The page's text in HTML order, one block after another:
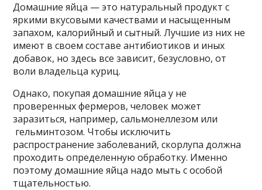
Домашние яйца — это натуральный продукт с
яркими вкусовыми качествами и насыщенным
запахом, калорийный и сытный. Лучшие из них не
имеют в своем составе антибиотиков и иных
добавок, но здесь все зависит, безусловно, от
воли владельца куриц.
Однако, покупая домашние яйца у не
проверенных фермеров, человек может
заразиться, например, сальмонеллезом или
гельминтозом. Чтобы исключить
распространение заболеваний, скорлупа должна
проходить определенную обработку. Именно
поэтому домашние яйца надо мыть с особой
тщательностью.